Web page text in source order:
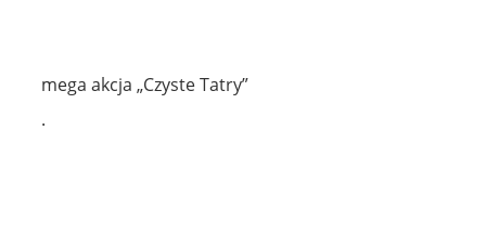
mega akcja „Czyste Tatry”
.